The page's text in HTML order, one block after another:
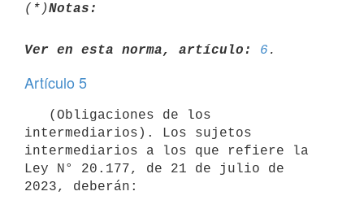
(*)Notas:
Ver en esta norma, artículo: 6
Artículo 5
intermediarios). Los sujetos
intermediarios a los que refiere la
Ley N° 20.177, de 21 de julio de
2023, deberán: